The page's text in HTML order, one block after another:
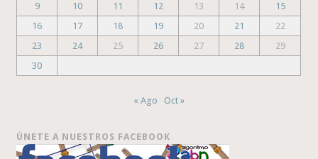
9
10 11 12 13 14
15
16
17 18 19 20 21
22
23
24 25 26 27 28
29
30
« Ago Oct »
ÚNETE A NUESTROS FACEBOOK